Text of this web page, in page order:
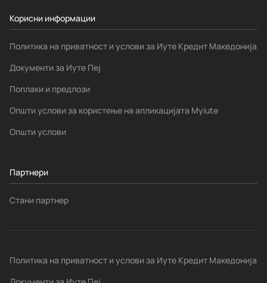
Корисни информации
Политика на приватност и услови за Иуте Кредит Македонија
Документи за Иуте Пеј
Поплаки и предлози
Општи услови за користење на апликацијата Myiute
Општи услови
Партнери
Стани партнер
Политика на приватност и услови за Иуте Кредит Македонија